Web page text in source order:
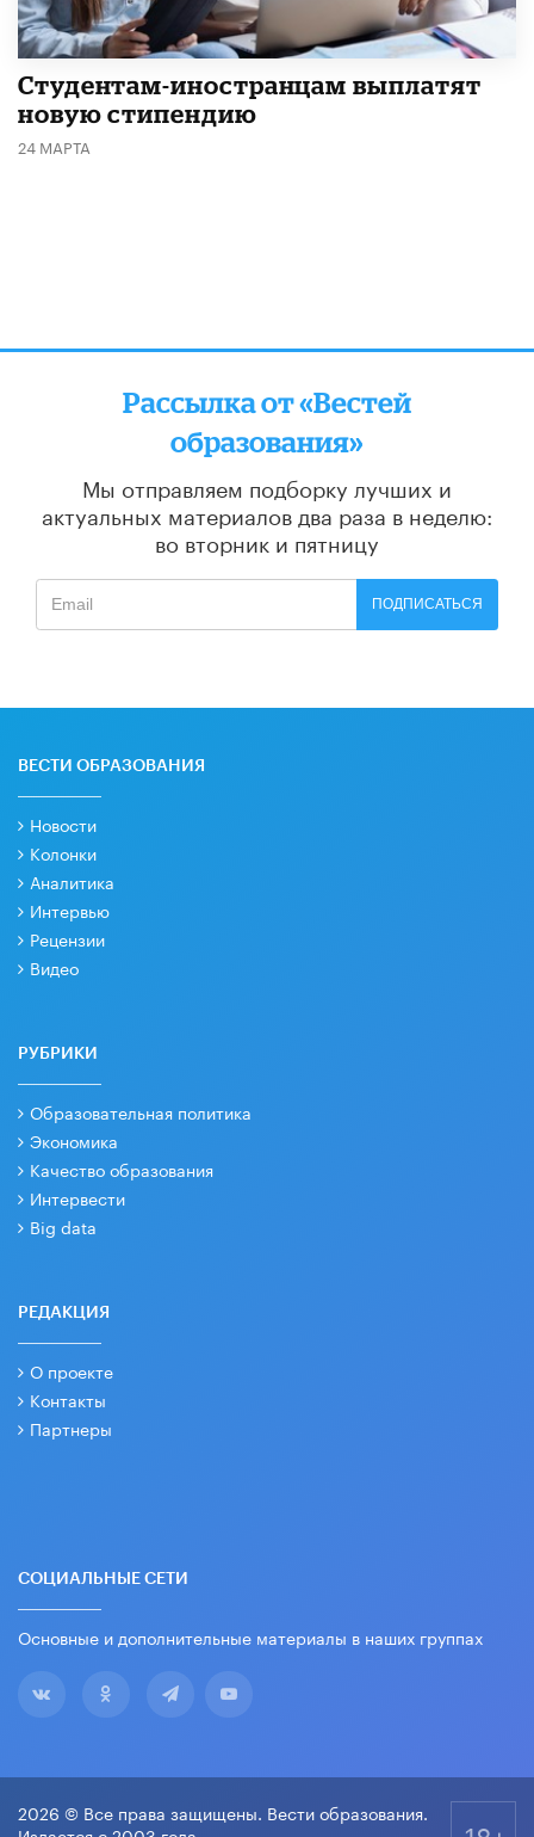
Студентам-иностранцам выплатят
новую стипендию
24 МАРТА
Рассылка от «Вестей
образования»
Мы отправляем подборку лучших и
актуальных материалов два раза в неделю:
во вторник и пятницу
ПОДПИСАТЬСЯ
ВЕСТИ ОБРАЗОВАНИЯ
Новости
Колонки
Аналитика
Интервью
Рецензии
Видео
РУБРИКИ
Образовательная политика
Экономика
Качество образования
Интервести
Big data
РЕДАКЦИЯ
О проекте
Контакты
Партнеры
СОЦИАЛЬНЫЕ СЕТИ
Основные и дополнительные материалы в наших группах
2026 © Все права защищены. Вести образования.